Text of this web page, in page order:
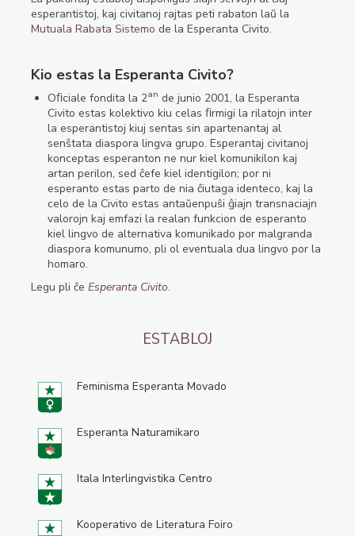
esperantistoj, kaj civitanoj rajtas peti rabaton laŭ la
Mutuala Rabata Sistemo de la Esperanta Civito.
Kio estas la Esperanta Civito?
Oﬁciale fondita la 2an de junio 2001, la Esperanta
Civito estas kolektivo kiu celas ﬁrmigi la rilatojn inter
la esperantistoj kiuj sentas sin apartenantaj al
senŝtata diaspora lingva grupo. Esperantaj civitanoj
konceptas esperanton ne nur kiel komunikilon kaj
artan perilon, sed ĉefe kiel identigilon; por ni
esperanto estas parto de nia ĉiutaga identeco, kaj la
celo de la Civito estas antaŭenpuŝi ĝiajn transnaciajn
valorojn kaj emfazi la realan funkcion de esperanto
kiel lingvo de alternativa komunikado por malgranda
diaspora komunumo, pli ol eventuala dua lingvo por la
homaro.
Legu pli ĉe Esperanta Civito.
ESTABLOJ
Feminisma Esperanta Movado
Esperanta Naturamikaro
Itala Interlingvistika Centro
Kooperativo de Literatura Foiro